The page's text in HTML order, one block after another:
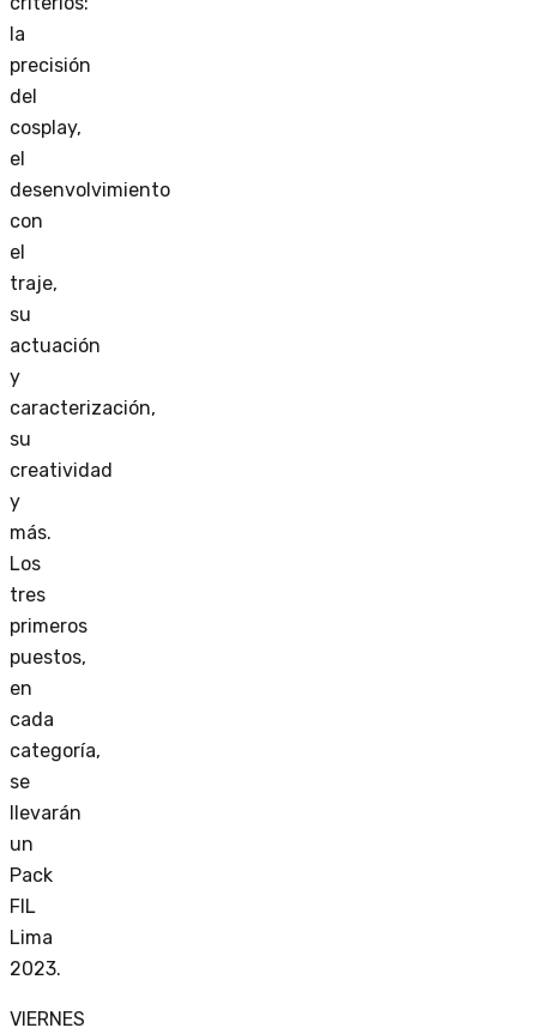
la
precisión
del
cosplay,
el
desenvolvimiento
con
el
traje,
su
actuación
y
caracterización,
su
creatividad
y
más.
Los
tres
primeros
puestos,
en
cada
categoría,
se
llevarán
un
Pack
FIL
Lima
2023.
VIERNES